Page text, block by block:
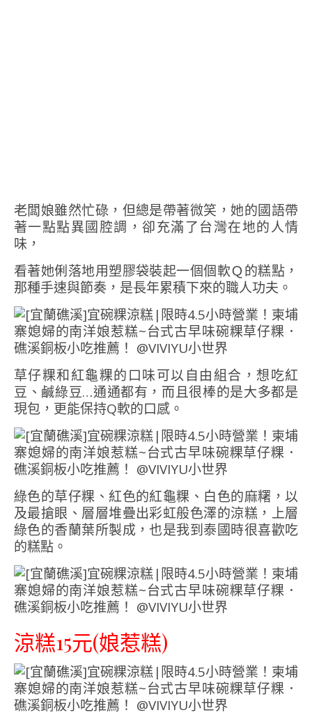
老闆娘雖然忙碌，但總是帶著微笑，她的國語帶
著一點點異國腔調，卻充滿了台灣在地的人情
味，
看著她俐落地用塑膠袋裝起一個個軟Ｑ的糕點，
那種手速與節奏，是長年累積下來的職人功夫。
草仔粿和紅龜粿的口味可以自由組合，想吃紅
豆、鹹綠豆…通通都有，而且很棒的是大多都是
現包，更能保持Q軟的口感。
綠色的草仔粿、紅色的紅龜粿、白色的麻糬，以
及最搶眼、層層堆疊出彩虹般色澤的涼糕，上層
綠色的香蘭葉所製成，也是我到泰國時很喜歡吃
的糕點。
涼糕15元(娘惹糕)